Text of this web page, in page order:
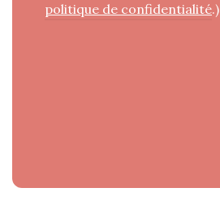
politique de confidentialité.)